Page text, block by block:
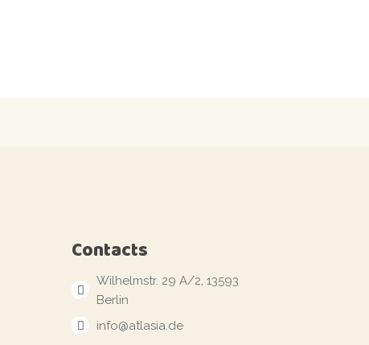
Contacts
Wilhelmstr. 29 A/2, 13593
Berlin
info@atlasia.de